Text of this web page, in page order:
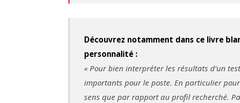
Découvrez notamment dans ce livre
personnalité :
« Pour bien interpréter les résultats d’un
importants pour le poste. En particulier
sens que par rapport au profil recherché.